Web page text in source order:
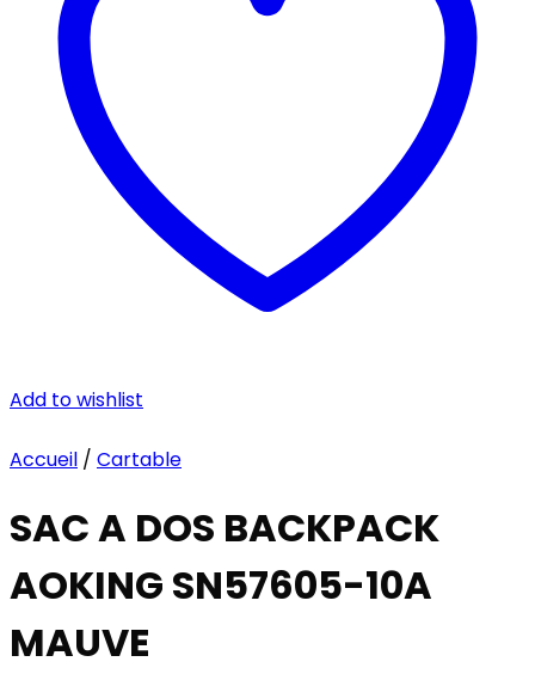
Add to wishlist
Accueil / Cartable
SAC A DOS BACKPACK
AOKING SN57605-10A
MAUVE